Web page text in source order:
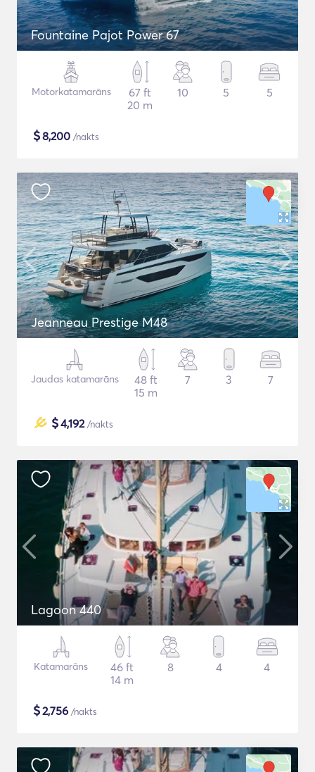
Fountaine Pajot Power 67
Motorkatamarāns
67 ft
20 m
10 5 5
$8,200 /nakts
Jeanneau Prestige M48
Jaudas katamarāns
48 ft
15 m
7 3 7
$4,192/nakts
Lagoon 440
Katamarāns
46 ft
14 m
8 4 4
$2,756 /nakts